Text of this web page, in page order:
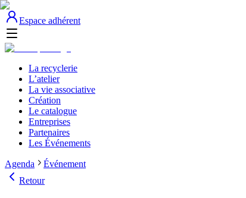
Espace adhérent
La recyclerie
L’atelier
La vie associative
Création
Le catalogue
Entreprises
Partenaires
Les Événements
Agenda
Événement
Retour